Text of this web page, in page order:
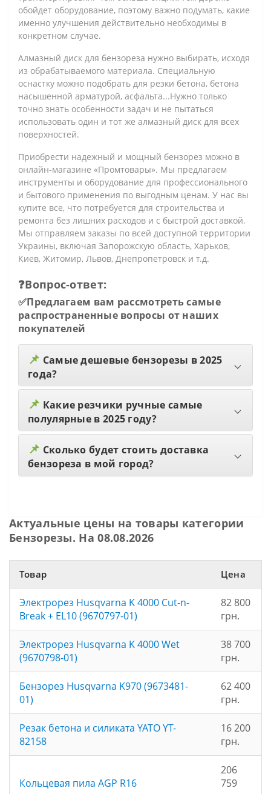
обойдет оборудование, поэтому важно подумать, какие
именно улучшения действительно необходимы в
конкретном случае.
Алмазный диск для бензореза нужно выбирать, исходя
из обрабатываемого материала. Специальную
оснастку можно подобрать для резки бетона, бетона
насышенной арматурой, асфальта...Нужно только
точно знать особенности задач и не пытаться
использовать один и тот же алмазный диск для всех
поверхностей.
Приобрести надежный и мощный бензорез можно в
онлайн-магазине «Промтовары». Мы предлагаем
инструменты и оборудование для профессионального
и бытового применения по выгодным ценам. У нас вы
купите все, что потребуется для строительства и
ремонта без лишних расходов и с быстрой доставкой.
Мы отправляем заказы по всей доступной территории
Украины, включая Запорожскую область, Харьков,
Киев, Житомир, Львов, Днепропетровск и т.д.
❓Вопрос-ответ:
✅Предлагаем вам рассмотреть самые
распространенные вопросы от наших
покупателей
📌 Самые дешевые бензорезы в 2025
года?
📌 Какие резчики ручные самые
полулярные в 2025 году?
📌 Сколько будет стоить доставка
бензореза в мой город?
Актуальные цены на товары категории
Бензорезы. На 08.08.2026
Товар Цена
Электрорез Husqvarna K 4000 Cut-n-
Break + EL10 (9670797-01)
82 800
грн.
Электрорез Husqvarna K 4000 Wet
(9670798-01)
38 700
грн.
Бензорез Husqvarna K970 (9673481-
01)
62 400
грн.
Резак бетона и силиката YATO YT-
82158
16 200
грн.
Кольцевая пила AGP R16
206
759